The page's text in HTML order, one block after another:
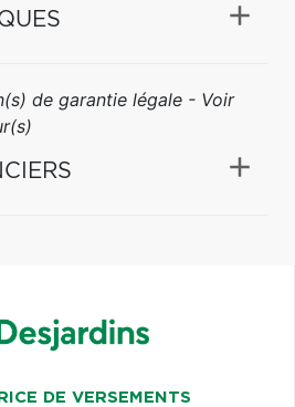
de garantie légale - Voir
DE VERSEMENTS